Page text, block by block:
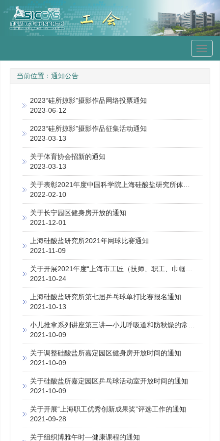
当前位置： 通知公告
2023“硅所掠影”摄影作品网络投票通知
2023-06-12
2023“硅所掠影”摄影作品征集活动通知
2023-03-13
关于体育协会招新的通知
2023-03-13
2022-02-10
关于长宁园区健身房开放的通知
2021-12-01
上海硅酸盐研究所2021年网球比赛通知
2021-11-09
2021-10-24
上海硅酸盐研究所第七届乒乓球单打比赛报名通知
2021-10-13
2021-10-09
关于调整硅酸盐所嘉定园区健身房开放时间的通知
2021-10-09
关于硅酸盐所嘉定园区乒乓球活动室开放时间的通知
2021-10-09
关于开展“上海职工优秀创新成果奖”评选工作的通知
2021-09-28
关于组织博雅午时—健康课程的通知